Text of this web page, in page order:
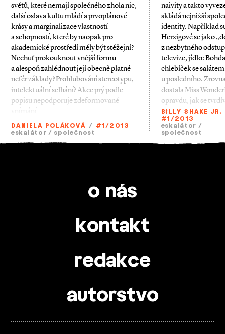
světů, které nemají společného zhola nic,
další oslava kultu mládí a prvoplánové
krásy a marginalizace vlastností
a schopností, které by naopak pro
akademické prostředí měly být stěžejní?
Nechuť prokouknout vnější formu
a alespoň zahlédnout její obecně platné
nefér základy? Prohlubování stereotypu,
intelektuální selhání? Akce prý podle
popisu nepodporuje zdeformované
vnímání
DANIELA POLÁKOVÁ / #1/2013
eskalátor / společnost
naivity a takto
skládá nejnižší
identity. Například
Herzigové se jako
z nezbytného
televize, jídlo:
chlebíček se
u posledního.
dostala Miss
opravdu, jak se
ze
BILLY SHAKE JR.
#1/2013
eskalátor /
společnost
o nás
kontakt
redakce
autorstvo